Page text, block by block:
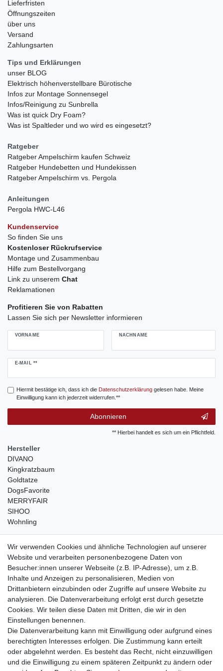
Lieferfristen
Öffnungszeiten
über uns
Versand
Zahlungsarten
Tips und Erklärungen
unser BLOG
Elektrisch höhenverstellbare Bürotische
Infos zur Montage Sonnensegel
Infos/Reinigung zu Sunbrella
Was ist quick Dry Foam?
Was ist Spaltleder und wo wird es eingesetzt?
Ratgeber
Ratgeber Ampelschirm kaufen Schweiz
Ratgeber Hundebetten und Hundekissen
Ratgeber Ampelschirm vs. Pergola
Anleitungen
Pergola HWC-L46
Kundenservice
So finden Sie uns
Kostenloser Rückrufservice
Montage und Zusammenbau
Hilfe zum Bestellvorgang
Link zu unserem Chat
Reklamationen
Profitieren Sie von Rabatten
Lassen Sie sich per Newsletter informieren
VORNAME NACHNAME
E-MAIL **
Newsletter
Hiermit bestätige ich, dass ich die Daten­schutz­erklärunggelesen habe. Meine
Einwilligung kann ich jederzeit widerrufen.**
Abonnieren
** Hierbei handelt es sich um ein Pflichtfeld.
Hersteller
DIVANO
Kingkratzbaum
Goldtatze
DogsFavorite
MERRYFAIR
SIHOO
Wohnling
weitere Shops
traumlampen- Lampen und Kronleuchter
kinderwagencenter- Exklusive und günstige Kinderwagen
gastrogeraete24- alles für Gastronomie und Imbiss
soziale Medien
Facebook
sicher einkaufen
Wir verwenden Cookies und ähnliche Technologien auf unserer
Website und verarbeiten personenbezogene Daten von
Besucher:innen unserer Webseite (z.B. IP-Adresse), um z.B.
Inhalte und Anzeigen zu personalisieren, Medien von
Drittanbietern einzubinden oder Zugriffe auf unsere Website zu
analysieren. Die Datenverarbeitung erfolgt erst durch gesetzte
Cookies. Wir teilen diese Daten mit Dritten, die wir in den
Einstellungen benennen.
Die Datenverarbeitung kann mit Einwilligung oder aufgrund eines
berechtigten Interesses erfolgen. Die Zustimmung kann erteilt
oder abgelehnt werden. Es besteht das Recht, nicht einzuwilligen
und die Einwilligung zu einem späteren Zeitpunkt zu ändern oder